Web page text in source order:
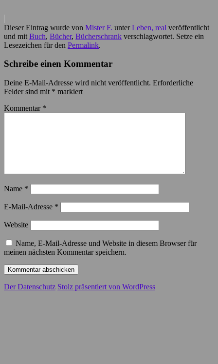
Dieser Eintrag wurde von Mister F. unterLeben, real veröffentlicht
und mit Buch, Bücher, Bücherschrank verschlagwortet. Setze ein
Lesezeichen für den Permalink.
Schreibe einen Kommentar
Deine E-Mail-Adresse wird nicht veröffentlicht. Erforderliche
Felder sind mit * markiert
Kommentar *
Name *
E-Mail-Adresse *
Website
Name, E-Mail-Adresse und Website in diesem Browser für
meinen nächsten Kommentar speichern.
Der Datenschutz Stolz präsentiert von WordPress